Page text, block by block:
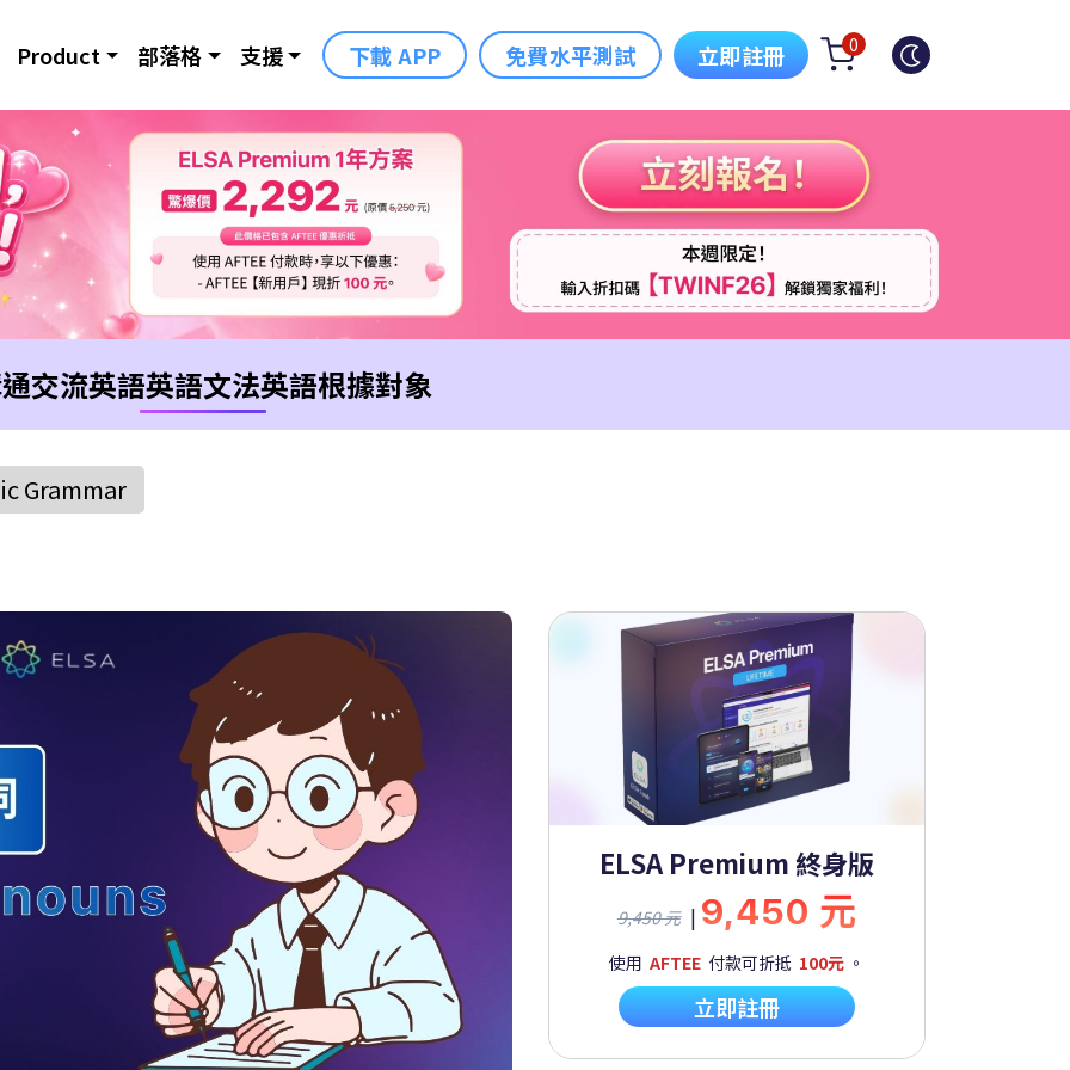
Product 部落格 支援 下載 APP 免費水平測試 立即註冊 0
交流英語英語文法英語根據對象
Grammar
ELSA Premium 終身版
9,450 元 | 9,450 元
使用 AFTEE 付款可折抵 100元 。
立即註冊